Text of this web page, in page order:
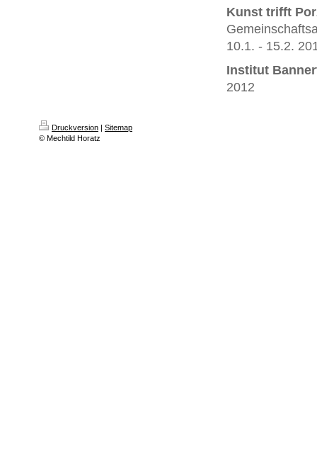
Kunst trifft
10.1. - 15.2.
Institut
2012
Druckversion | Sitemap
© Mechtild Horatz